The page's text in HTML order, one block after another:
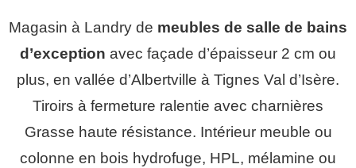
Magasin à Landry de meubles de salle de bains
d’exception avec façade d’épaisseur 2 cm ou
plus, en vallée d’Albertville à Tignes Val d’Isère.
Tiroirs à fermeture ralentie avec charnières
Grasse haute résistance. Intérieur meuble ou
colonne en bois hydrofuge, HPL, mélamine ou